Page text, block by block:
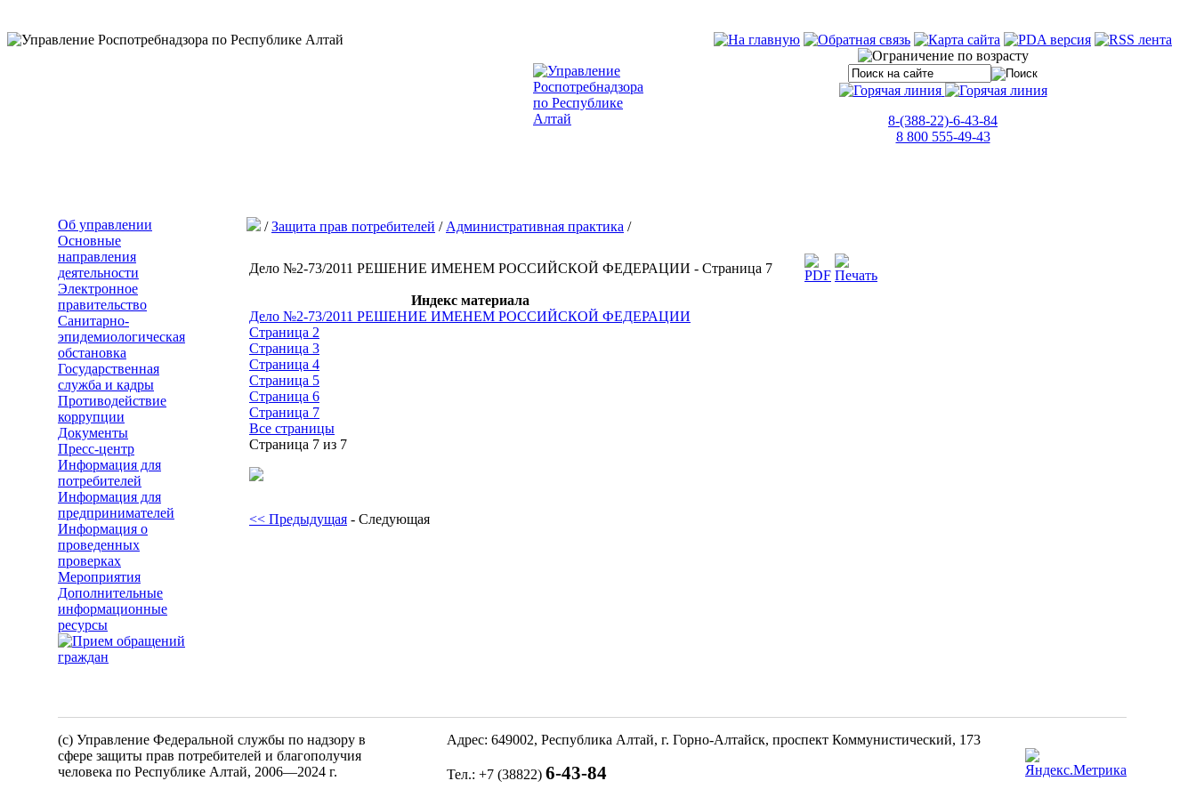
8-(388-22)-6-43-84
8 800 555-49-43
Об управлении
Основные
направления
деятельности
Электронное
правительство
Санитарно-
эпидемиологическая
обстановка
Государственная
служба и кадры
Противодействие
коррупции
Документы
Пресс-центр
Информация для
потребителей
Информация для
предпринимателей
Информация о
проведенных
проверках
Мероприятия
Дополнительные
информационные
ресурсы
/Защита прав потребителей / Административная практика /
Дело №2-73/2011 РЕШЕНИЕ ИМЕНЕМ РОССИЙСКОЙ ФЕДЕРАЦИИ - Страница 7
Индекс материала
Дело №2-73/2011 РЕШЕНИЕ ИМЕНЕМ РОССИЙСКОЙ ФЕДЕРАЦИИ
Страница 2
Страница 3
Страница 4
Страница 5
Страница 6
Страница 7
Все страницы
Страница 7 из 7
<< Предыдущая - Следующая
(c) Управление Федеральной службы по надзору в
сфере защиты прав потребителей и благополучия
человека по Республике Алтай, 2006—2024 г.
Адрес: 649002, Республика Алтай, г. Горно-Алтайск, проспект Коммунистический, 173
Тел.: +7 (38822) 6-43-84